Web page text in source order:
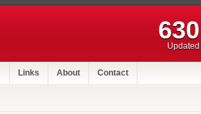
630
Updated
Links About Contact